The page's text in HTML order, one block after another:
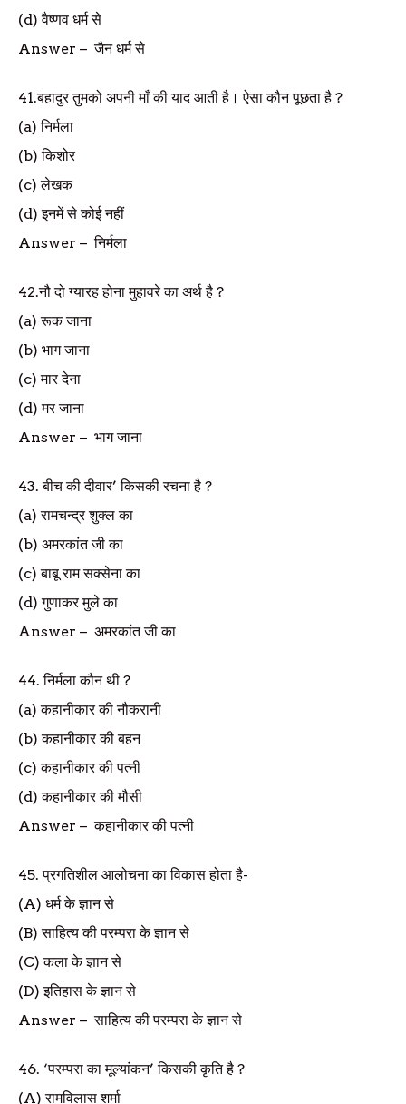
(d)वैष्णव धर्म से
Answer –जैन धर्म से
41.बहादुर तुमको अपनी माँ की याद आती है। ऐसा कौन पूछता है ?
(a)निर्मला
(b)किशोर
(c)लेखक
(d)इनमें से कोई नहीं
Answer –निर्मला
42.नौ दो ग्यारह होना मुहावरे का अर्थ है ?
(a)रूक जाना
(b) भाग जाना
(c)मार देना
(d)मर जाना
Answer – भाग जाना
43.बीच की दीवार’किसकी रचना है ?
(a)रामचन्द्र शुक्ल का
(b) अमरकांत जी का
(c)बाबू राम सक्सेना का
(d)गुणाकर मुले का
Answer – अमरकांत जी का
44.निर्मला कौन थी ?
(a)कहानीकार की नौकरानी
(b)कहानीकार की बहन
(c)कहानीकार की पत्नी
(d)कहानीकार की मौसी
Answer –कहानीकार की पत्नी
45.प्रगतिशील आलोचना का विकास होता है-
(A) धर्म के ज्ञान से
(B)साहित्य की परम्परा के ज्ञान से
(C)कला के ज्ञान से
(D)इतिहास के ज्ञान से
Answer –साहित्य की परम्परा के ज्ञान से
46. ‘परम्परा का मूल्यांकन’किसकी कृति है ?
(A)रामविलास शर्मा